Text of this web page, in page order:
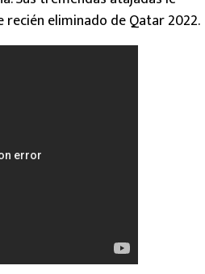
recién eliminado de Qatar 2022.